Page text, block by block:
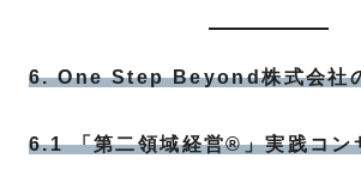
6. One Step Beyond株式会社
6.1 「第二領域経営®」実践コン